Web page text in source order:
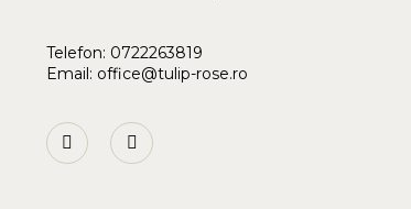
Telefon: 0722263819
Email: office@tulip-rose.ro